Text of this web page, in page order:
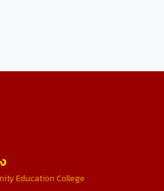
Education College